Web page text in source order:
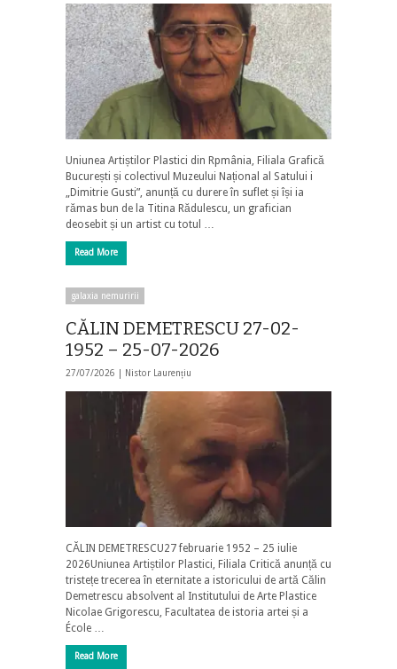
Uniunea Artiștilor Plastici din Rpmânia, Filiala Grafică
București și colectivul Muzeului Național al Satului i
„Dimitrie Gusti”, anunță cu durere în suflet și își ia
rămas bun de la Titina Rădulescu, un grafician
deosebit și un artist cu totul …
Read More
galaxia nemuririi
CĂLIN DEMETRESCU 27-02-
1952 – 25-07-2026
27/07/2026 | Nistor Laurențiu
CĂLIN DEMETRESCU27 februarie 1952 – 25 iulie
2026Uniunea Artiștilor Plastici, Filiala Critică anunță cu
tristețe trecerea în eternitate a istoricului de artă Călin
Demetrescu absolvent al Institutului de Arte Plastice
Nicolae Grigorescu, Facultatea de istoria artei și a
École …
Read More